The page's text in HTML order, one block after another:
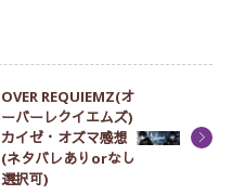
OVER REQUIEMZ(オ
ーバーレクイエムズ)
カイゼ・オズマ感想
(ネタバレありorなし
選択可)